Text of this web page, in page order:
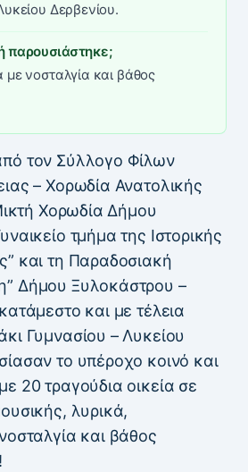
Δερβενίου.
παρουσιάστηκε;
με νοσταλγία και βάθος
τον Σύλλογο Φίλων
– Χορωδία Ανατολικής
Χορωδία Δήμου
τμήμα της Ιστορικής
και τη Παραδοσιακή
Δήμου Ξυλοκάστρου –
και με τέλεια
Γυμνασίου – Λυκείου
το υπέροχο κοινό και
20 τραγούδια οικεία σε
λυρικά,
και βάθος